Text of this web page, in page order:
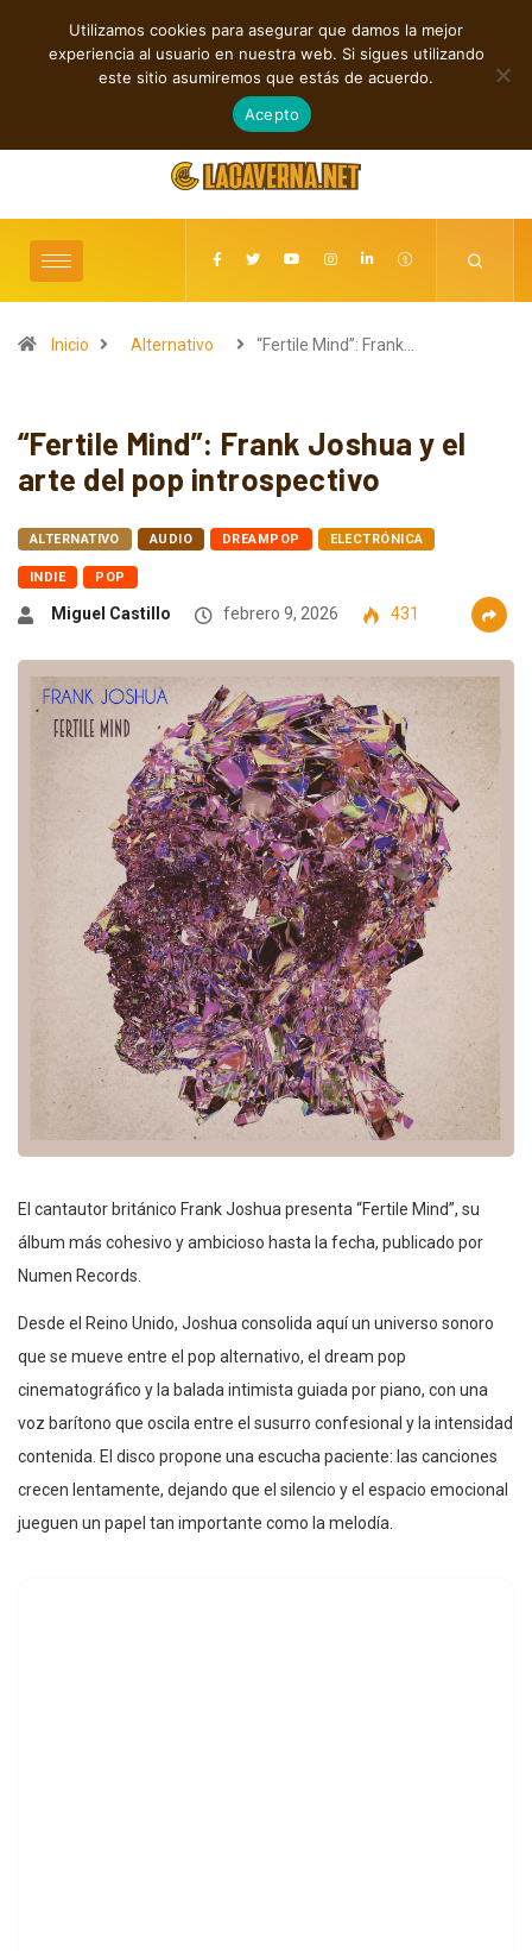
TENDENCIAS
M3TIN presenta “Nuestra Historia Acabó” en español
agosto 6, 2026
Inicio Alternativo “Fertile Mind”: Frank…
“Fertile Mind”: Frank Joshua y el
arte del pop introspectivo
ALTERNATIVO AUDIO DREAMPOP ELECTRÓNICA
INDIE POP
Miguel Castillo febrero 9, 2026 431
El cantautor británico Frank Joshua presenta “Fertile Mind”, su
álbum más cohesivo y ambicioso hasta la fecha, publicado por
Numen Records.
Desde el Reino Unido, Joshua consolida aquí un universo sonoro
que se mueve entre el pop alternativo, el dream pop
cinematográfico y la balada intimista guiada por piano, con una
voz barítono que oscila entre el susurro confesional y la intensidad
contenida. El disco propone una escucha paciente: las canciones
crecen lentamente, dejando que el silencio y el espacio emocional
jueguen un papel tan importante como la melodía.
Utilizamos cookies para asegurar que damos la mejor
experiencia al usuario en nuestra web. Si sigues utilizando
este sitio asumiremos que estás de acuerdo.
Acepto